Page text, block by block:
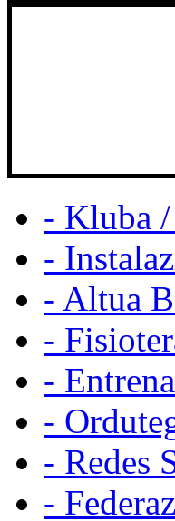
- Kluba
-
- Altua
-
-
-
- Redes
-